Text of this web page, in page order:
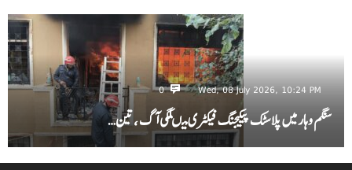
Wed, 08 July 2026, 10:24 PM
0
سنگم وہار میں پلاسٹک پیکیجنگ فیکٹری میںلگی آگ ، تین…